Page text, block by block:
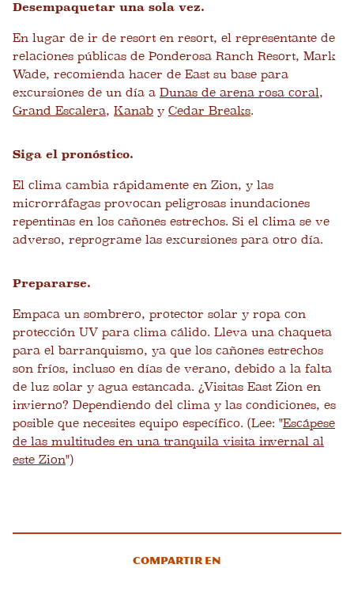
Desempaquetar una sola vez.
En lugar de ir de resort en resort, el representante de
relaciones públicas de Ponderosa Ranch Resort, Mark
Wade, recomienda hacer de East su base para
excursiones de un día a Dunas de arena rosa coral,
Grand Escalera, Kanab y Cedar Breaks.
Siga el pronóstico.
El clima cambia rápidamente en Zion, y las
microrráfagas provocan peligrosas inundaciones
repentinas en los cañones estrechos. Si el clima se ve
adverso, reprograme las excursiones para otro día.
Prepararse.
Empaca un sombrero, protector solar y ropa con
protección UV para clima cálido. Lleva una chaqueta
para el barranquismo, ya que los cañones estrechos
son fríos, incluso en días de verano, debido a la falta
de luz solar y agua estancada. ¿Visitas East Zion en
invierno? Dependiendo del clima y las condiciones, es
posible que necesites equipo específico. (Lee: "Escápese
de las multitudes en una tranquila visita invernal al
este Zion")
Compartir en